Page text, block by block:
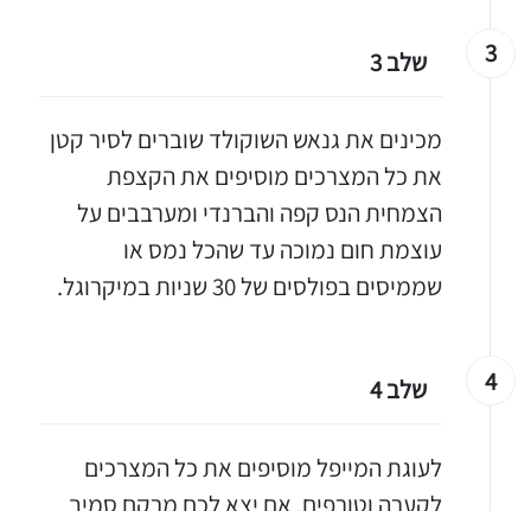
3 שלב 3
מכינים את גנאש השוקולד שוברים לסיר קטן
את כל המצרכים מוסיפים את הקצפת
הצמחית הנס קפה והברנדי ומערבבים על
עוצמת חום נמוכה עד שהכל נמס או
שממיסים בפולסים של 30 שניות במיקרוגל.
4 שלב 4
לעוגת המייפל מוסיפים את כל המצרכים
לקערה וטורפים. אם יצא לכם מרקם סמיך